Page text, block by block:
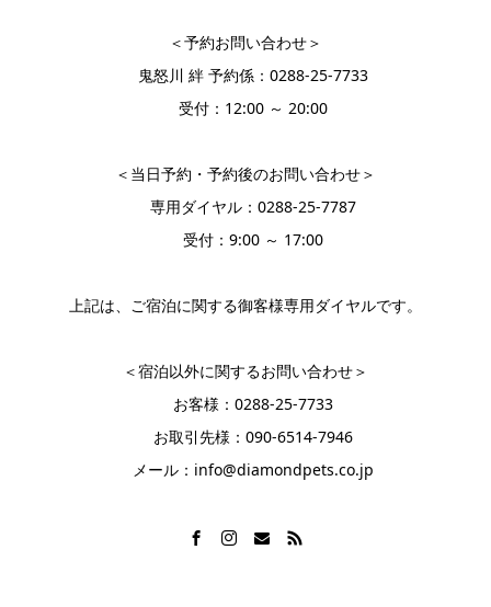
＜予約お問い合わせ＞
鬼怒川 絆 予約係：0288-25-7733
受付：12:00 ～ 20:00
＜当日予約・予約後のお問い合わせ＞
専用ダイヤル：0288-25-7787
受付：9:00 ～ 17:00
上記は、ご宿泊に関する御客様専用ダイヤルです。
＜宿泊以外に関するお問い合わせ＞
お客様：0288-25-7733
お取引先様：090‐6514‐7946
メール：info@diamondpets.co.jp